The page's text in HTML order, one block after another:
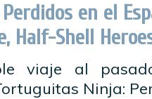
en el
Half-Shell
viaje al
Ninja: